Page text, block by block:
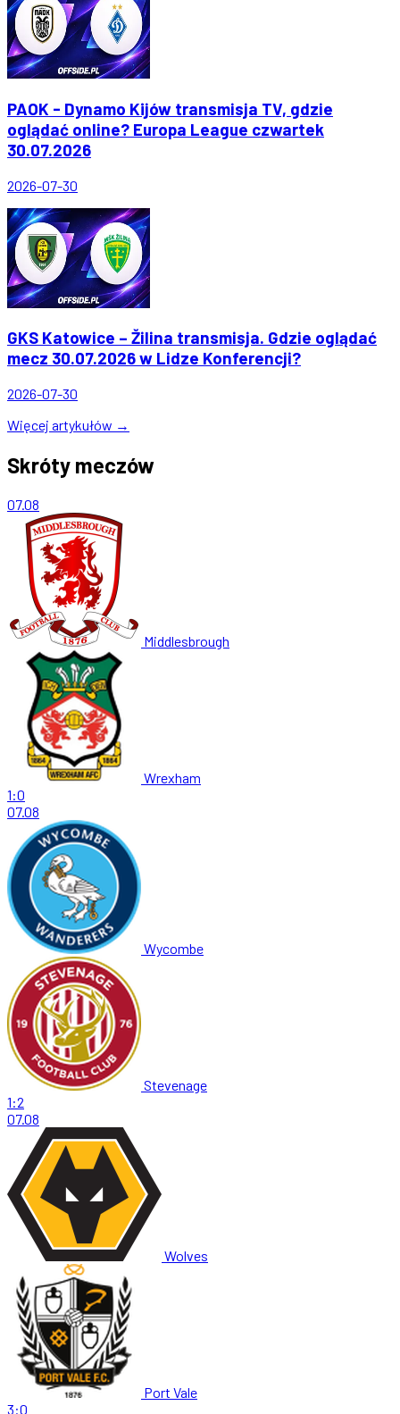
PAOK - Dynamo Kijów transmisja TV, gdzie
oglądać online? Europa League czwartek
30.07.2026
2026-07-30
GKS Katowice – Žilina transmisja. Gdzie oglądać
mecz 30.07.2026 w Lidze Konferencji?
2026-07-30
Więcej artykułów →
Skróty meczów
07.08
Middlesbrough
Wrexham
1:0
07.08
Wycombe
Stevenage
1:2
07.08
Wolves
Port Vale
3:0